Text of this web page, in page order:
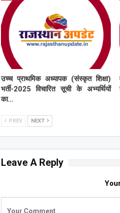
उच्च प्राथमिक अध्यापक (संस्कृत शिक्षा)
भर्ती-2025 विचारित सूची के अभ्यर्थियों
का…
PREV NEXT
Leave A Reply